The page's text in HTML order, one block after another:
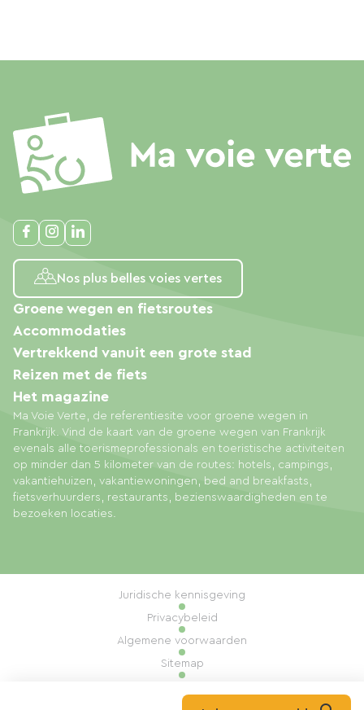
Nos plus belles voies vertes
Ma Voie Verte, de referentiesite voor groene wegen in
Frankrijk. Vind de kaart van de groene wegen van Frankrijk
evenals alle toerismeprofessionals en toeristische activiteiten
op minder dan 5 kilometer van de routes: hotels, campings,
vakantiehuizen, vakantiewoningen, bed and breakfasts,
fietsverhuurders, restaurants, bezienswaardigheden en te
bezoeken locaties.
Groene wegen en fietsroutes
Accommodaties
Vertrekkend vanuit een grote stad
Reizen met de fiets
Het magazine
Juridische kennisgeving
Privacybeleid
Algemene voorwaarden
Sitemap